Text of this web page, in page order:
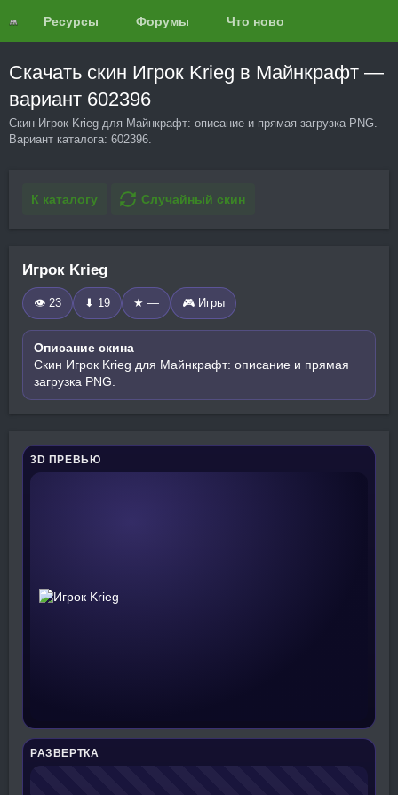
Ресурсы Форумы Что нового?
Скачать скин Игрок Krieg в Майнкрафт —
вариант 602396
Скин Игрок Krieg для Майнкрафт: описание и прямая загрузка PNG.
Вариант каталога: 602396.
К каталогу Случайный скин
Игрок Krieg
👁 23 ⬇ 19 ★ — 🎮 Игры
Описание скина
Скин Игрок Krieg для Майнкрафт: описание и прямая
загрузка PNG.
3D ПРЕВЬЮ
РАЗВЕРТКА